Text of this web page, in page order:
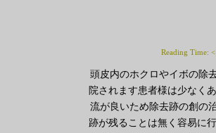
Reading Time: <
頭皮内のホクロやイボの除
院されます患者様は少なく
流が良いため除去跡の創の
跡が残ることは無く容易に